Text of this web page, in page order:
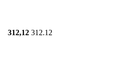
312,12 312.12